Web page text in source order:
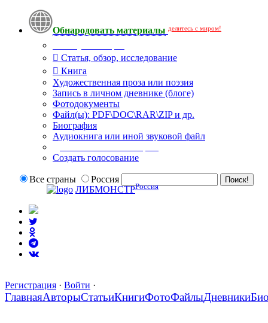
Обнародовать материалы делитесь с миром!
Статья, обзор, исследование
Книга
Художественная проза или поэзия
Запись в личном дневнике (блоге)
Фотодокументы
Файл(ы): PDF\DOC\RAR\ZIP и др.
Биография
Аудиокнига или иной звуковой файл
Создать голосование
Все страны
Россия
ЛИБМОНСТРРоссия
Регистрация · Войти ·
ГлавнаяАвторыСтатьиКнигиФотоФайлыДневники